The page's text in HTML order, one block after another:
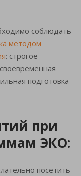
соблюдать
методом
: строгое
подготовка
при
ЭКО:
посетить